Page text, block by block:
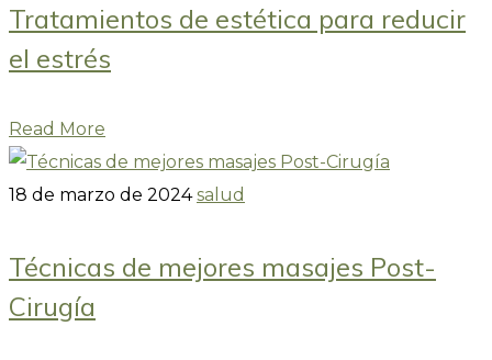
Tratamientos de estética para reducir
el estrés
Read More
18 de marzo de 2024 salud
Técnicas de mejores masajes Post-
Cirugía